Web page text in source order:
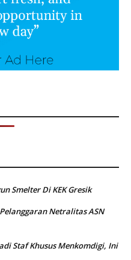
Smelter Di KEK Gresik
Netralitas ASN
Staf Khusus Menkomdigi, Ini